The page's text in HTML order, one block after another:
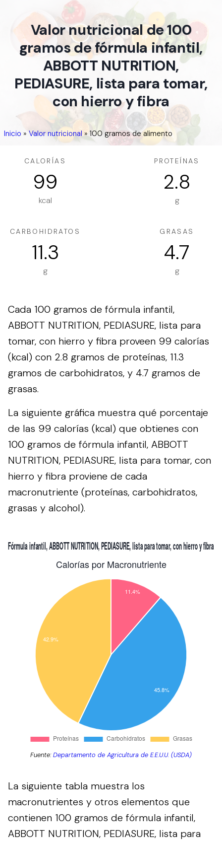
Valor nutricional de 100
gramos de fórmula infantil,
ABBOTT NUTRITION,
PEDIASURE, lista para tomar,
con hierro y fibra
Inicio » Valor nutricional»100 gramos de alimento
CALORÍAS
99
kcal
PROTEÍNAS
2.8
g
CARBOHIDRATOS
11.3
g
GRASAS
4.7
g
Cada 100 gramos de fórmula infantil,
ABBOTT NUTRITION, PEDIASURE, lista para
tomar, con hierro y fibra proveen 99 calorías
(kcal) con 2.8 gramos de proteínas, 11.3
gramos de carbohidratos, y 4.7 gramos de
grasas.
La siguiente gráfica muestra qué porcentaje
de las 99 calorías (kcal) que obtienes con
100 gramos de fórmula infantil, ABBOTT
NUTRITION, PEDIASURE, lista para tomar, con
hierro y fibra proviene de cada
macronutriente (proteínas, carbohidratos,
grasas y alcohol).
Fuente:Departamento de Agricultura de E.E.U.U. (USDA)
La siguiente tabla muestra los
macronutrientes y otros elementos que
contienen 100 gramos de fórmula infantil,
ABBOTT NUTRITION, PEDIASURE, lista para